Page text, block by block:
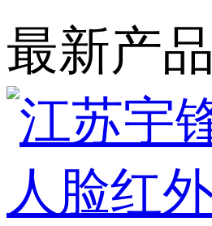
最新产品